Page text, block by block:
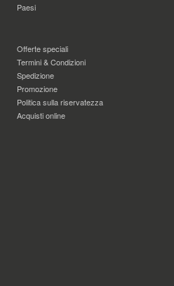
Paesi
Offerte speciali
Termini & Condizioni
Spedizione
Promozione
Politica sulla riservatezza
Acquisti online